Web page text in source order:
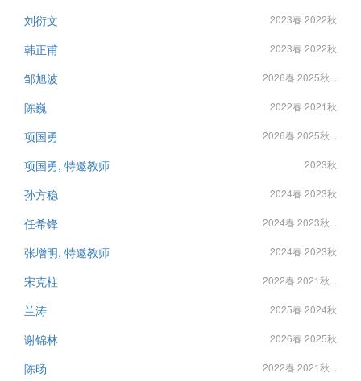
刘衍文 2023春 2022秋
韩正甫 2023春 2022秋
邹旭波 2026春 2025秋...
陈巍 2022春 2021秋
项国勇 2026春 2025秋...
项国勇, 特邀教师 2023秋
孙方稳 2024春 2023秋
任希锋 2024春 2023秋...
张增明, 特邀教师 2024春 2023秋
宋克柱 2022春 2021秋...
兰涛 2025春 2024秋
谢锦林 2026春 2025秋
陈旸 2022春 2021秋...